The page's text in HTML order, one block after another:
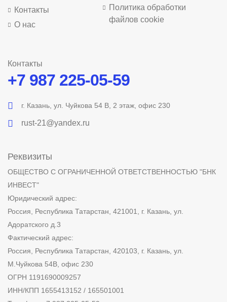
Контакты
О нас
Политика обработки
файлов cookie
Контакты
+7 987 225-05-59
г. Казань, ул. Чуйкова 54 В, 2 этаж, офис 230
rust-21@yandex.ru
Реквизиты
ОБЩЕСТВО С ОГРАНИЧЕННОЙ ОТВЕТСТВЕННОСТЬЮ "БНК
ИНВЕСТ"
Юридический адрес:
Россия, Республика Татарстан, 421001, г. Казань, ул.
Адоратского д.3
Фактический адрес:
Россия, Республика Татарстан, 420103, г. Казань, ул.
М.Чуйкова 54В, офис 230
ОГРН 1191690009257
ИНН/КПП 1655413152 / 165501001